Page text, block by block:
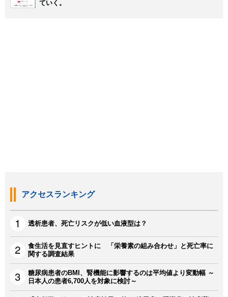
ていく。
アクセスランキング
透析患者、死亡リスクが低い血液型は？
食生活を見直すヒントに 「栄養素の組み合わせ」と死亡率に
関する調査結果
糖尿病患者のBMI、腎機能に影響するのは平均値より変動幅 ～
日本人の患者6,700人を対象に検討～